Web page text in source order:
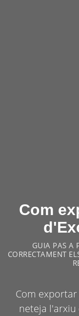
Com
GUIA PAS A
CORRECTAMENT
Com exportar
neteja l'arxiu